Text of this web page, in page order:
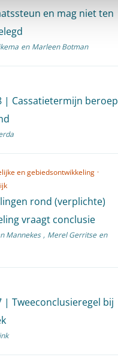
en mag niet ten
en Marleen Botman
| Cassatietermijn beroep
en gebiedsontwikkeling ·
rond (verplichte)
vraagt conclusie
Mannekes , Merel Gerritse en
| Tweeconclusieregel bij